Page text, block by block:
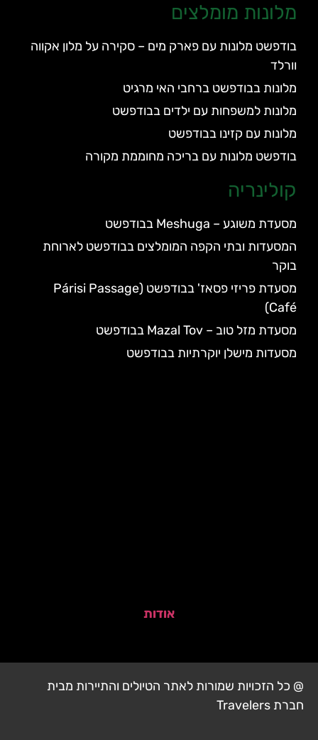
מלונות מומלצים
בודפשט מלונות עם פארק מים – סקירה על מלון אקווה
וורלד
מלונות בבודפשט ברחבי האי מרגיט
מלונות למשפחות עם ילדים בבודפשט
מלונות עם קזינו בבודפשט
בודפשט מלונות עם בריכה מחוממת מקורה
קולינריה
מסעדת משוגע – Meshuga בבודפשט
המסעדות ובתי הקפה המומלצים בבודפשט לארוחת
בוקר
מסעדת פריזי פסאז' בבודפשט (Párisi Passage
Café)
מסעדת מזל טוב – Mazal Tov בבודפשט
מסעדות מישלן יוקרתיות בבודפשט
אודות
@ כל הזכויות שמורות לאתר הטיולים והתיירות מבית
חברת Travelers